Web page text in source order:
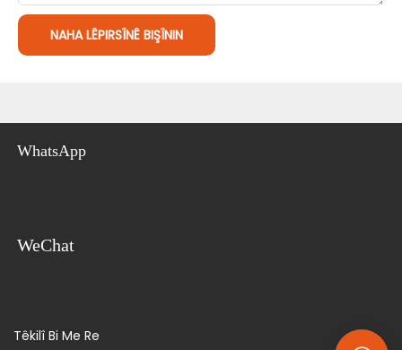
NAHA LÊPIRSÎNÊ BIŞÎNIN
WhatsApp
WeChat
Têkilî Bi Me Re